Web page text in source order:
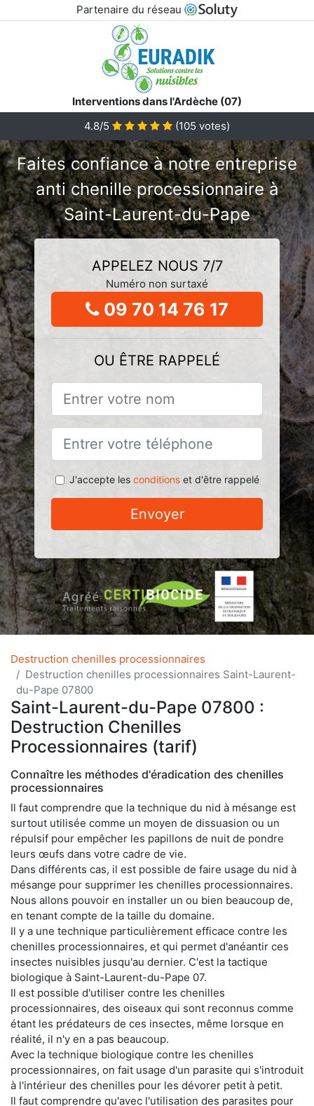
Partenaire du réseau
Interventions dans l'Ardèche (07)
4.8/5
(105 votes)
Faites confiance à notre entreprise
anti chenille processionnaire à
Saint-Laurent-du-Pape
APPELEZ NOUS 7/7
Numéro non surtaxé
09 70 14 76 17
OU ÊTRE RAPPELÉ
J'accepte les conditionset d'être rappelé
Envoyer
Destruction chenilles processionnaires
Destruction chenilles processionnaires Saint-Laurent-
du-Pape 07800
Saint-Laurent-du-Pape 07800 :
Destruction Chenilles
Processionnaires (tarif)
Connaître les méthodes d'éradication des chenilles
processionnaires
Il faut comprendre que la technique du nid à mésange est
surtout utilisée comme un moyen de dissuasion ou un
répulsif pour empêcher les papillons de nuit de pondre
leurs œufs dans votre cadre de vie.
Dans différents cas, il est possible de faire usage du nid à
mésange pour supprimer les chenilles processionnaires.
Nous allons pouvoir en installer un ou bien beaucoup de,
en tenant compte de la taille du domaine.
Il y a une technique particulièrement efficace contre les
chenilles processionnaires, et qui permet d'anéantir ces
insectes nuisibles jusqu'au dernier. C'est la tactique
biologique à Saint-Laurent-du-Pape 07.
Il est possible d'utiliser contre les chenilles
processionnaires, des oiseaux qui sont reconnus comme
étant les prédateurs de ces insectes, même lorsque en
réalité, il n'y en a pas beaucoup.
Avec la technique biologique contre les chenilles
processionnaires, on fait usage d'un parasite qui s'introduit
à l'intérieur des chenilles pour les dévorer petit à petit.
Il faut comprendre qu'avec l'utilisation des parasites pour